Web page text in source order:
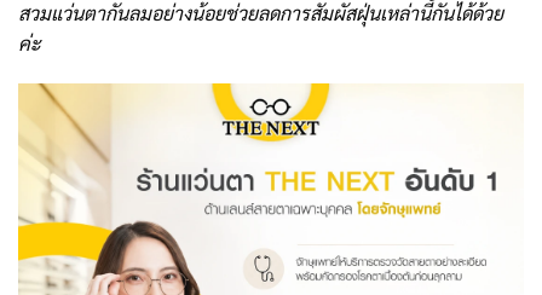
สวมแว่นตากันลมอย่างน้อยช่วยลดการสัมผัสฝุ่นเหล่านี้กันได้ด้วย
ค่ะ